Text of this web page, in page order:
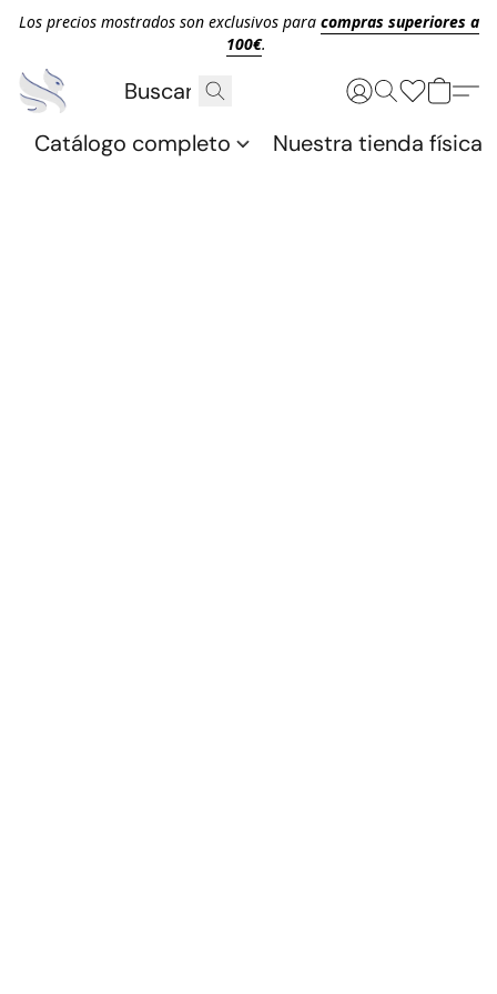
Los precios mostrados son exclusivos para compras superiores a
100€.
Catálogo completo Nuestra tienda física